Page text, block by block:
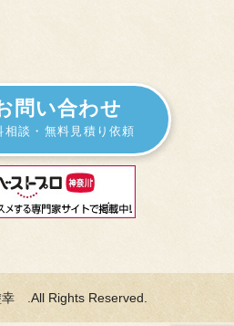
問い合わせ
相談・無料見積り依頼
.All Rights Reserved.